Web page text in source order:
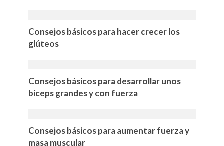
Consejos básicos para hacer crecer los
glúteos
Consejos básicos para desarrollar unos
bíceps grandes y con fuerza
Consejos básicos para aumentar fuerza y
masa muscular